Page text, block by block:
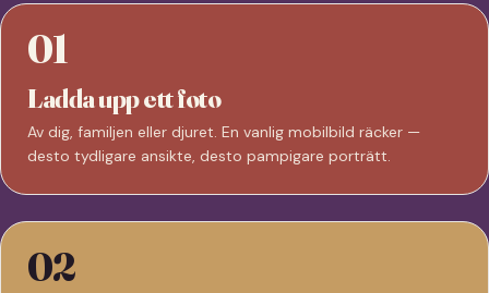
01
Ladda upp ett foto
Av dig, familjen eller djuret. En vanlig mobilbild räcker —
desto tydligare ansikte, desto pampigare porträtt.
02